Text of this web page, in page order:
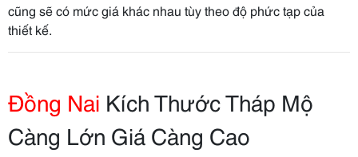
cũng sẽ có mức giá khác nhau tùy theo độ phức tạp của
thiết kế.
Đồng Nai Kích Thước Tháp Mộ
Càng Lớn Giá Càng Cao